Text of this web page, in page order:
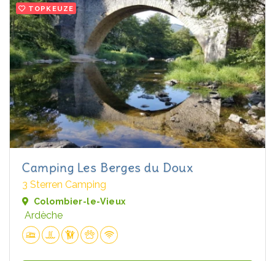
TOPKEUZE
Camping Les Berges du Doux
3 Sterren Camping
Colombier-le-Vieux
Ardèche